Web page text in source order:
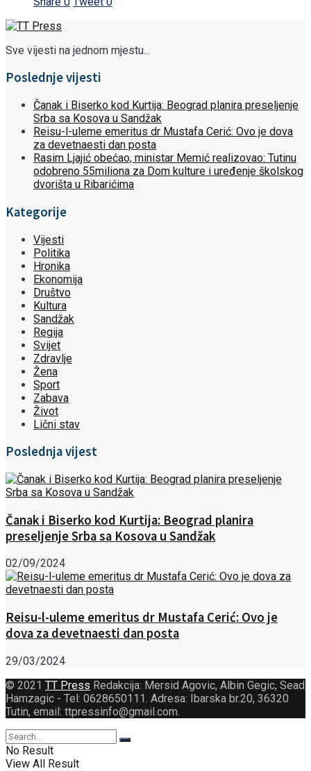
Sve vijesti na jednom mjestu...
Poslednje vijesti
Čanak i Biserko kod Kurtija: Beograd planira preseljenje
Srba sa Kosova u Sandžak
Reisu-l-uleme emeritus dr Mustafa Cerić: Ovo je dova
za devetnaesti dan posta
Rasim Ljajić obećao, ministar Memić realizovao: Tutinu
odobreno 55miliona za Dom kulture i uređenje školskog
dvorišta u Ribarićima
Kategorije
Vijesti
Politika
Hronika
Ekonomija
Društvo
Kultura
Sandžak
Regija
Svijet
Zdravlje
Žena
Sport
Zabava
Život
Lični stav
Poslednja vijest
Čanak i Biserko kod Kurtija: Beograd planira
preseljenje Srba sa Kosova u Sandžak
02/09/2024
Reisu-l-uleme emeritus dr Mustafa Cerić: Ovo je
dova za devetnaesti dan posta
29/03/2024
© 2021 TT Press Redakcija: Mersid Agovic, Albin Gegic, Sead
Hamzagic - Tel: 0628650111. Adresa: Ibarska br.20, 36320
Tutin, email: ttpressinfo@gmail.com.
No Result
View All Result